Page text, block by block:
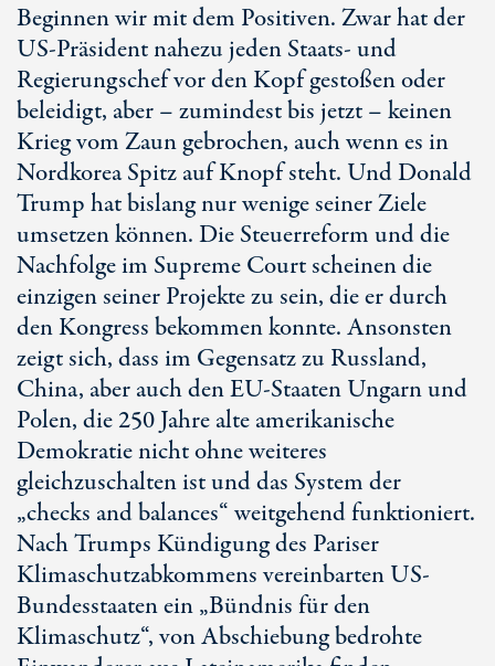
Beginnen wir mit dem Positiven. Zwar hat der
US-Präsident nahezu jeden Staats- und
Regierungschef vor den Kopf gestoßen oder
beleidigt, aber – zumindest bis jetzt – keinen
Krieg vom Zaun gebrochen, auch wenn es in
Nordkorea Spitz auf Knopf steht. Und Donald
Trump hat bislang nur wenige seiner Ziele
umsetzen können. Die Steuerreform und die
Nachfolge im Supreme Court scheinen die
einzigen seiner Projekte zu sein, die er durch
den Kongress bekommen konnte. Ansonsten
zeigt sich, dass im Gegensatz zu Russland,
China, aber auch den EU-Staaten Ungarn und
Polen, die 250 Jahre alte amerikanische
Demokratie nicht ohne weiteres
gleichzuschalten ist und das System der
„checks and balances“ weitgehend funktioniert.
Nach Trumps Kündigung des Pariser
Klimaschutzabkommens vereinbarten US-
Bundesstaaten ein „Bündnis für den
Klimaschutz“, von Abschiebung bedrohte